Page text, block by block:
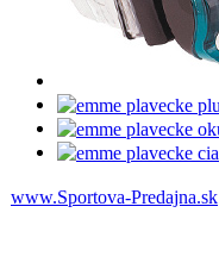
www.Sportova-Predajna.sk